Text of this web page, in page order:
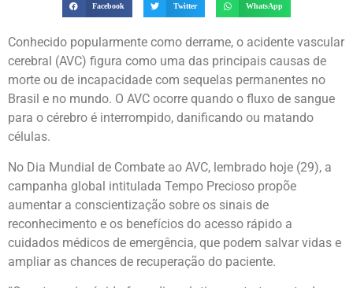
Facebook Twitter WhatsApp
Conhecido popularmente como derrame, o acidente vascular
cerebral (AVC) figura como uma das principais causas de
morte ou de incapacidade com sequelas permanentes no
Brasil e no mundo. O AVC ocorre quando o fluxo de sangue
para o cérebro é interrompido, danificando ou matando
células.
No Dia Mundial de Combate ao AVC, lembrado hoje (29), a
campanha global intitulada Tempo Precioso propõe
aumentar a conscientização sobre os sinais de
reconhecimento e os benefícios do acesso rápido a
cuidados médicos de emergência, que podem salvar vidas e
ampliar as chances de recuperação do paciente.